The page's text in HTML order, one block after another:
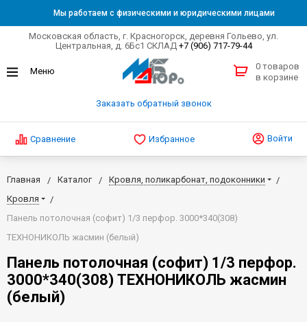
Мы работаем с физическими и юридическими лицами
Московская область, г. Красногорск, деревня Гольево, ул.
Центральная, д. 6Бс1 СКЛАД +7 (906) 717-79-44
Заказать обратный звонок
0 товаров
в корзине
Сравнение Избранное Войти
Главная Каталог
Кровля, поликарбонат, подоконники
Кровля
Панель потолочная (софит) 1/3 перфор. 3000*340(308)
ТЕХНОНИКОЛЬ жасмин (белый)
Панель потолочная (софит) 1/3 перфор.
3000*340(308) ТЕХНОНИКОЛЬ жасмин
(белый)